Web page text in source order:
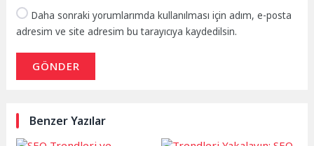
Daha sonraki yorumlarımda kullanılması için adım, e-posta
adresim ve site adresim bu tarayıcıya kaydedilsin.
GÖNDER
Benzer Yazılar